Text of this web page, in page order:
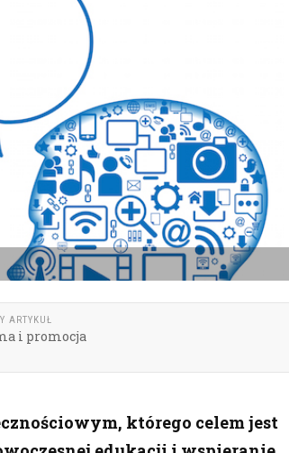
ARTYKUŁ
i promocja
którego celem jest